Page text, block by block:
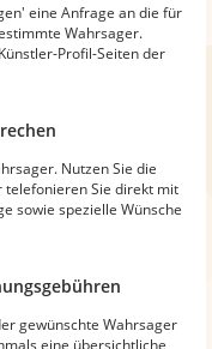
eine Anfrage an die für
Wahrsager.
Profil-Seiten der
Nutzen Sie die
telefonieren Sie direkt mit
sowie spezielle Wünsche
gewünschte Wahrsager
eine übersichtliche